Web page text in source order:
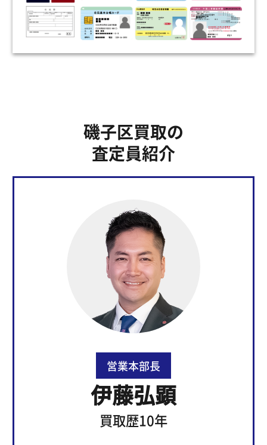
磯子区買取の
査定員紹介
営業本部長
伊藤弘顕
買取歴10年